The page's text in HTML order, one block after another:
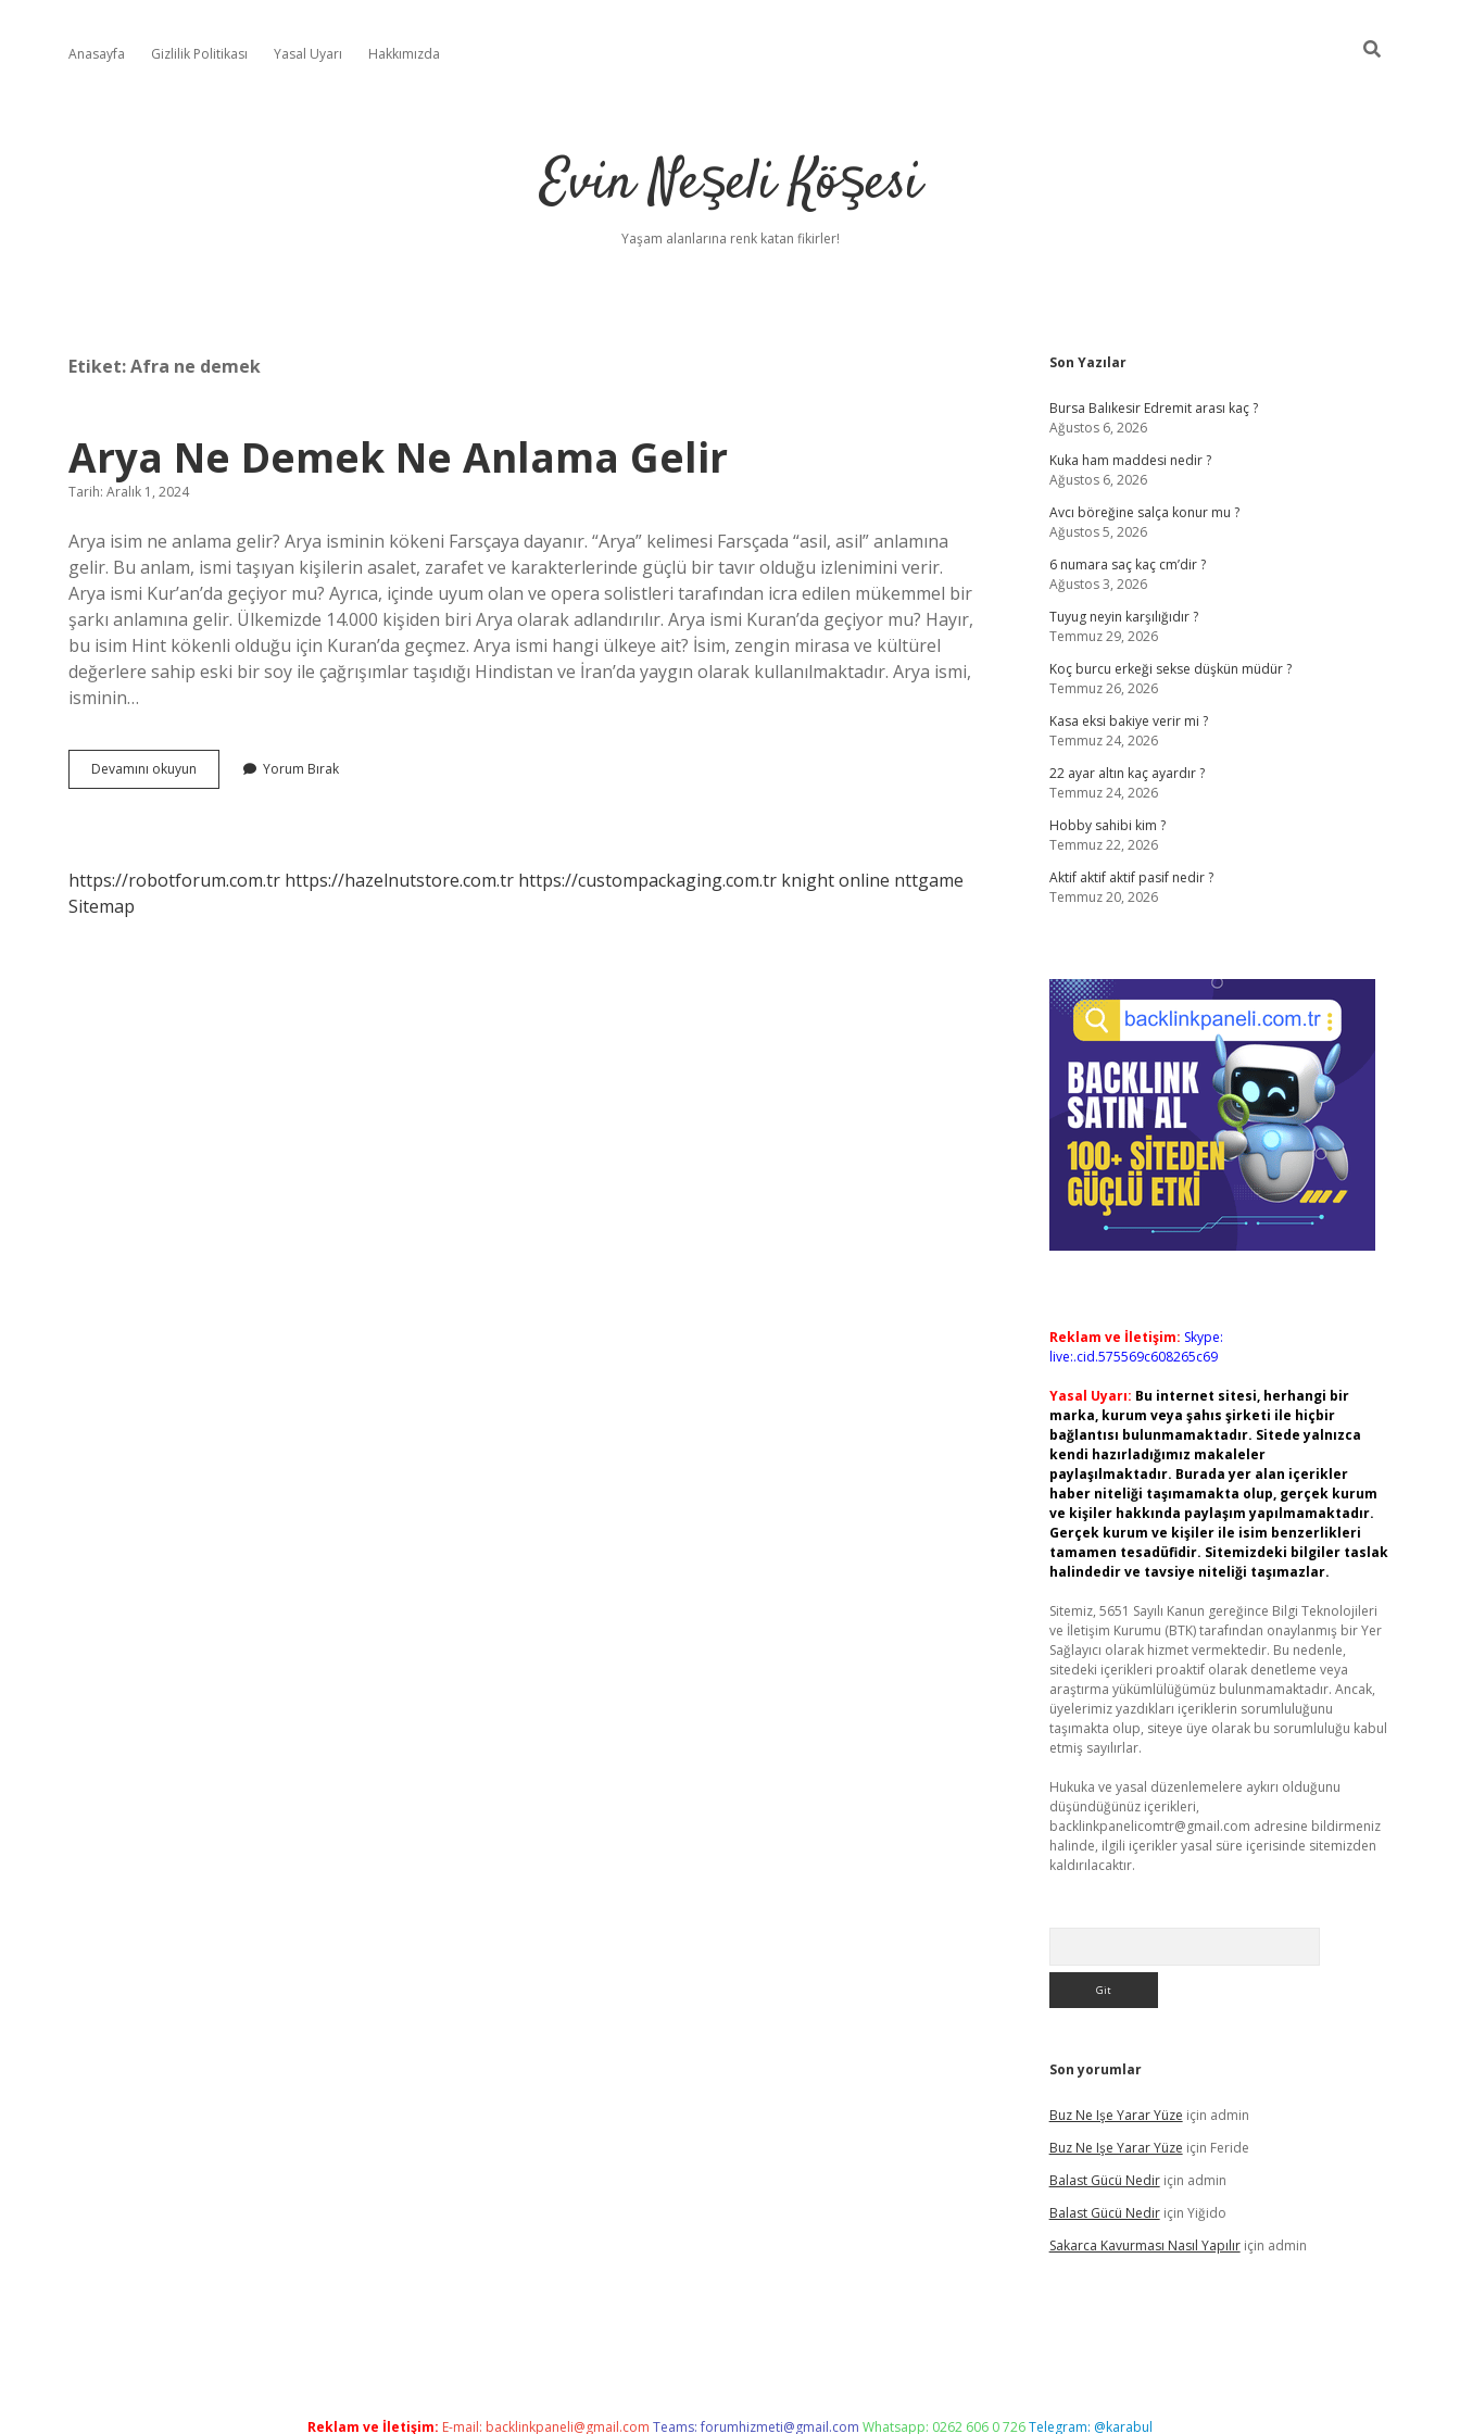
Anasayfa Gizlilik Politikası Yasal Uyarı Hakkımızda
Evin Neşeli Köşesi
Yaşam alanlarına renk katan fikirler!
Etiket:Afra ne demek
Arya Ne Demek Ne Anlama Gelir
Tarih: Aralık 1, 2024
Arya isim ne anlama gelir? Arya isminin kökeni Farsçaya dayanır. “Arya” kelimesi Farsçada “asil, asil” anlamına
gelir. Bu anlam, ismi taşıyan kişilerin asalet, zarafet ve karakterlerinde güçlü bir tavır olduğu izlenimini verir.
Arya ismi Kur’an’da geçiyor mu? Ayrıca, içinde uyum olan ve opera solistleri tarafından icra edilen mükemmel bir
şarkı anlamına gelir. Ülkemizde 14.000 kişiden biri Arya olarak adlandırılır. Arya ismi Kuran’da geçiyor mu? Hayır,
bu isim Hint kökenli olduğu için Kuran’da geçmez. Arya ismi hangi ülkeye ait? İsim, zengin mirasa ve kültürel
değerlere sahip eski bir soy ile çağrışımlar taşıdığı Hindistan ve İran’da yaygın olarak kullanılmaktadır. Arya ismi,
isminin…
Devamını okuyun
Ne
Yorum Bırak
https://robotforum.com.tr https://hazelnutstore.com.tr https://custompackaging.com.tr knight online nttgame
Sitemap
Sidebar
Son Yazılar
Bursa Balıkesir Edremit arası kaç ?
Ağustos 6, 2026
Kuka ham maddesi nedir ?
Ağustos 6, 2026
Avcı böreğine salça konur mu ?
Ağustos 5, 2026
6 numara saç kaç cm’dir ?
Ağustos 3, 2026
Tuyug neyin karşılığıdır ?
Temmuz 29, 2026
Koç burcu erkeği sekse düşkün müdür ?
Temmuz 26, 2026
Kasa eksi bakiye verir mi ?
Temmuz 24, 2026
22 ayar altın kaç ayardır ?
Temmuz 24, 2026
Hobby sahibi kim ?
Temmuz 22, 2026
Aktif aktif aktif pasif nedir ?
Temmuz 20, 2026
Reklam ve İletişim: Skype:
live:.cid.575569c608265c69
Yasal Uyarı: Bu internet sitesi, herhangi bir
marka, kurum veya şahıs şirketi ile hiçbir
bağlantısı bulunmamaktadır. Sitede yalnızca
kendi hazırladığımız makaleler
paylaşılmaktadır. Burada yer alan içerikler
haber niteliği taşımamakta olup, gerçek kurum
ve kişiler hakkında paylaşım yapılmamaktadır.
Gerçek kurum ve kişiler ile isim benzerlikleri
tamamen tesadüfidir. Sitemizdeki bilgiler taslak
halindedir ve tavsiye niteliği taşımazlar.
Sitemiz, 5651 Sayılı Kanun gereğince Bilgi Teknolojileri
ve İletişim Kurumu (BTK) tarafından onaylanmış bir Yer
Sağlayıcı olarak hizmet vermektedir. Bu nedenle,
sitedeki içerikleri proaktif olarak denetleme veya
araştırma yükümlülüğümüz bulunmamaktadır. Ancak,
üyelerimiz yazdıkları içeriklerin sorumluluğunu
taşımakta olup, siteye üye olarak bu sorumluluğu kabul
etmiş sayılırlar.
Hukuka ve yasal düzenlemelere aykırı olduğunu
düşündüğünüz içerikleri,
backlinkpanelicomtr@gmail.com adresine bildirmeniz
halinde, ilgili içerikler yasal süre içerisinde sitemizden
kaldırılacaktır.
Son yorumlar
Buz Ne Işe Yarar Yüze için admin
Buz Ne Işe Yarar Yüze için Feride
Balast Gücü Nediriçin admin
Balast Gücü Nediriçin Yiğido
Sakarca Kavurması Nasıl Yapılıriçin admin
Reklam ve İletişim: E-mail: backlinkpaneli@gmail.com Teams:forumhizmeti@gmail.com Whatsapp: 0262 606 0 726Telegram: @karabul